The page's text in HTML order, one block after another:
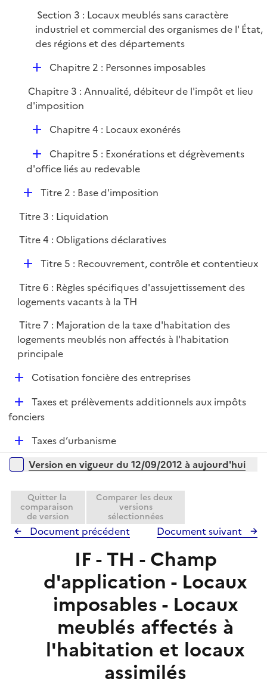
Section 3 : Locaux meublés sans caractère
industriel et commercial des organismes de l' État,
des régions et des départements
D
p
l
Chapitre 2 : Personnes imposables
Chapitre 3 : Annualité, débiteur de l'impôt et lieu
d'imposition
D
l
i
e
r
Chapitre 4 : Locaux exonérés
D
é
l
i
e
r
Chapitre 5 : Exonérations et dégrèvements
d'office liés au redevable
D
p
l
Titre 2 : Base d'imposition
Titre 3 : Liquidation
Titre 4 : Obligations déclaratives
D
p
l
i
e
r
Titre 5 : Recouvrement, contrôle et contentieux
Titre 6 : Règles spécifiques d'assujettissement des
logements vacants à la TH
Titre 7 : Majoration de la taxe d'habitation des
logements meublés non affectés à l'habitation
principale
D
l
r
Cotisation foncière des entreprises
D
é
e
r
Taxes et prélèvements additionnels aux impôts
fonciers
D
é
p
e
r
Taxes d’urbanisme
Versions sur la période
Version en vigueur du 12/09/2012 à aujourd'hui
Quitter la
comparaison
de version
Comparer les deux
versions
sélectionnées
Document précédent Document suivant
IF - TH - Champ
d'application - Locaux
imposables - Locaux
meublés affectés à
l'habitation et locaux
assimilés